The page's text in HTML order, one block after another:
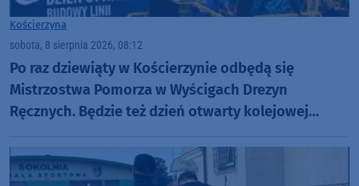
Kościerzyna
sobota, 8 sierpnia 2026, 08:12
Po raz dziewiąty w Kościerzynie odbędą się
Mistrzostwa Pomorza w Wyścigach Drezyn
Ręcznych. Będzie też dzień otwarty kolejowej